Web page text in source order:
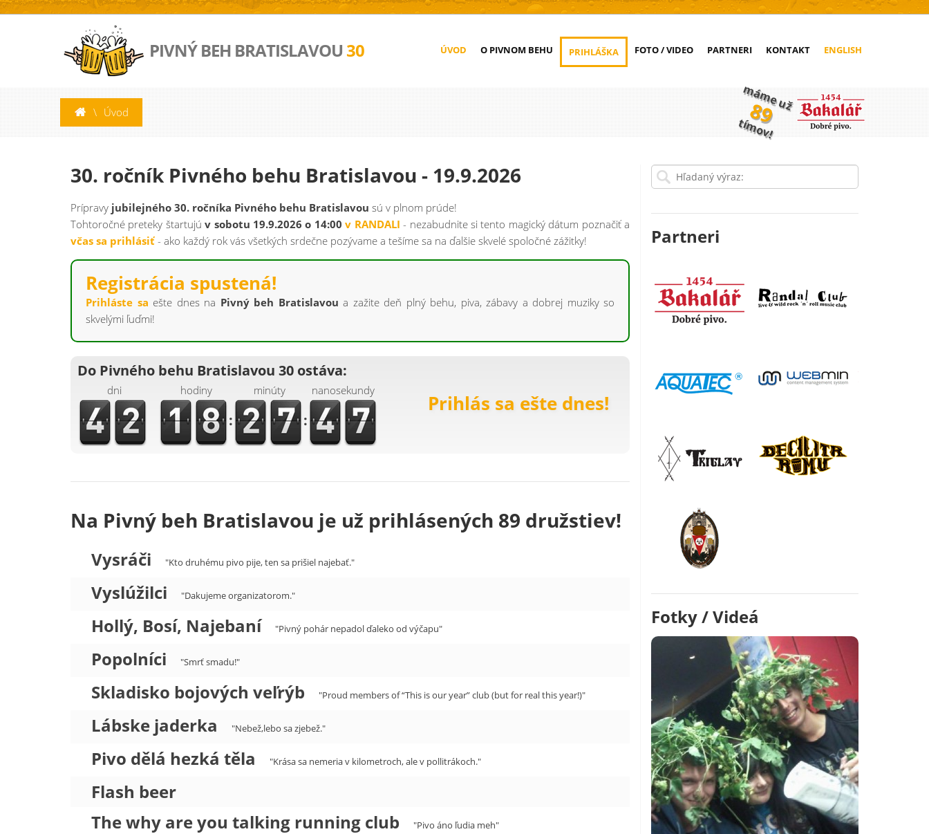
PIVNÝ BEH BRATISLAVOU 30 ÚVOD O PIVNOM BEHU PRIHLÁŠKA FOTO / VIDEO PARTNERI KONTAKT ENGLISH
\ Úvod máme už
89
tímov!
30. ročník Pivného behu Bratislavou - 19.9.2026
Prípravy jubilejného 30. ročníka Pivného behu Bratislavou sú v plnom prúde!
Tohtoročné preteky štartujúv sobotu 19.9.2026 o 14:00v RANDALI - nezabudnite si tento magický dátum poznačiť a
včas sa prihlásiť - ako každý rok vás všetkých srdečne pozývame a tešíme sa na ďalšie skvelé spoločné zážitky!
Registrácia spustená!
Prihláste sa ešte dnes na Pivný beh Bratislavou a zažite deň plný behu, piva, zábavy a dobrej muziky so
skvelými ľuďmi!
Do Pivného behu Bratislavou 30 ostáva:
dni hodiny minúty nanosekundy
: :
Prihlás sa ešte dnes!
Na Pivný beh Bratislavou je už prihlásených 89 družstiev!
Vysráči "Kto druhému pivo pije, ten sa prišiel najebať."
Vyslúžilci "Dakujeme organizatorom."
Hollý, Bosí, Najebaní "Pivný pohár nepadol ďaleko od výčapu"
Popolníci "Smrť smadu!"
Skladisko bojových veľrýb "Proud members of “This is our year” club (but for real this year!)"
Lábske jaderka "Nebež,lebo sa zjebež."
Pivo dělá hezká těla "Krása sa nemeria v kilometroch, ale v pollitrákoch."
Flash beer
The why are you talking running club
"Pivo áno ľudia meh"
Partneri
Fotky / Videá